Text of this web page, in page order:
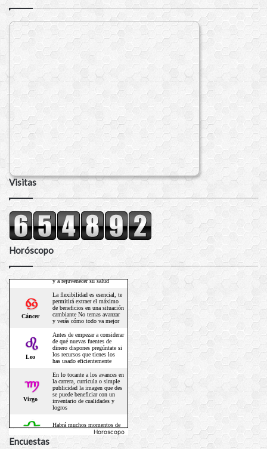
Visitas
Horóscopo
Horoscopo
Encuestas